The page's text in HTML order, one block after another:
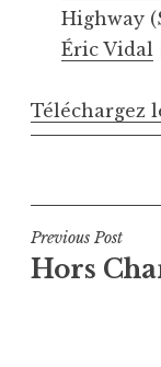
Highway
Éric Vidal
Téléchargez
de
Previous Post
Hors